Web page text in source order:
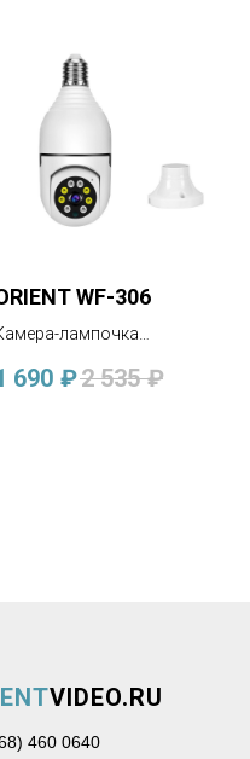
WF-306
лампочка
микрофоном, 3MP,
690 ₽2 535 ₽
460 0640
VIDEO.RU